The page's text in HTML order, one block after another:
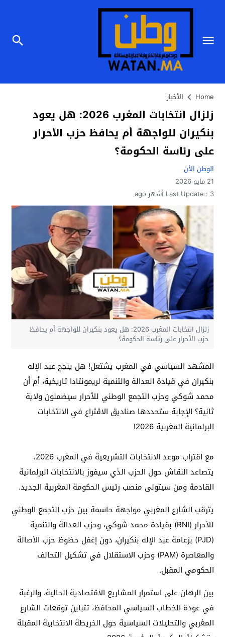
Home الأخبار
زلزال انتخابات المغرب 2026: هل يعود
بنكيران للواجهة أم يحافظ حزب الأحرار
على رئاسة الحكومة؟
الوطن الأن
21 مايو 2026
Last Update : 3 أشهر ago
زلزال انتخابات المغرب 2026: هل يعود بنكيران للواجهة أم يحافظ
حزب الأحرار على رئاسة الحكومة؟
المشهد السياسي في المغرب يشتعل! هل ينجح عبد الإله
بنكيران في قيادة العدالة والتنمية لريمونتادا تاريخية، أم أن
محمد شوكي وحزب التجمع الوطني للأحرار سيضمنون ولاية
ثانية؟ الإجابة ستحددها صناديق الاقتراع في الانتخابات
البرلمانية المغربية 2026!
مع اقتراب موعد الانتخابات التشريعية في المغرب 2026،
يتصاعد النقاش حول الحزب الذي سيفوز بالانتخابات البرلمانية
القادمة ومن سيتولى منصب رئيس الحكومة المغربية الجديد.
يترقب الشارع المغربي مواجهة حاسمة بين حزب التجمع الوطني
للأحرار (RNI) بقيادة محمد شوكي، وحزب العدالة والتنمية
(PJD) بزعامة عبد الإله بنكيران، دون إغفل حظوظ حزب الأصالة
والمعاصرة (PAM) وحزب الاستقلال في تشكيل التحالف
الحكومي المقبل.
​بين الرهان على استمرار المشاريع الاقتصادية الحالية، والرغبة
في عودة الخطاب السياسي المحافظ، تتباين توقعات الشارع
المغربي والتحليلات السياسية حول الخريطة الانتخابية المقبلة